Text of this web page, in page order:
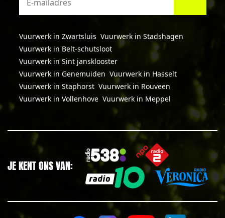
Vuurwerk in Zwartsluis Vuurwerk in Stadshagen
Vuurwerk in Belt-schutsloot
Vuurwerk in Sint jansklooster
Vuurwerk in Genemuiden Vuurwerk in Hasselt
Vuurwerk in Staphorst Vuurwerk in Rouveen
Vuurwerk in Vollenhove Vuurwerk in Meppel
JE KENT ONS VAN: